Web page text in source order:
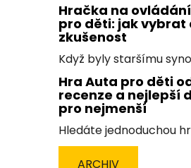
Hračka na
pro děti: jak vybrat
zkušenost
Když byly staršímu
Hra Auta pro děti
recenze a nejlepší
pro nejmenší
Hledáte jednoduchou
ARCHIV